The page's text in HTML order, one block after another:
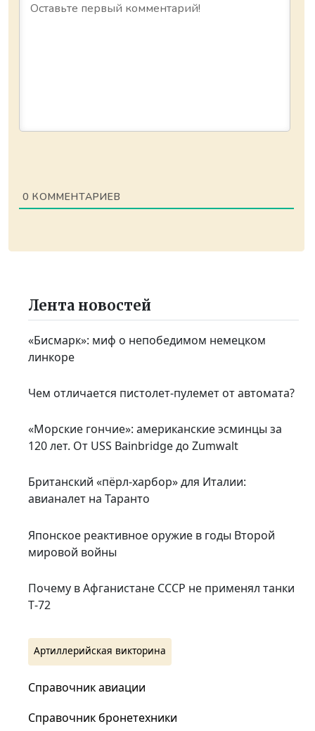
0 КОММЕНТАРИЕВ
Лента новостей
«Бисмарк»: миф о непобедимом немецком
линкоре
Чем отличается пистолет-пулемет от автомата?
«Морские гончие»: американские эсминцы за
120 лет. От USS Bainbridge до Zumwalt
Британский «пёрл-харбор» для Италии:
авианалет на Таранто
Японское реактивное оружие в годы Второй
мировой войны
Почему в Афганистане СССР не применял танки
Т‑72
Артиллерийская викторина
Справочник авиации
Справочник бронетехники